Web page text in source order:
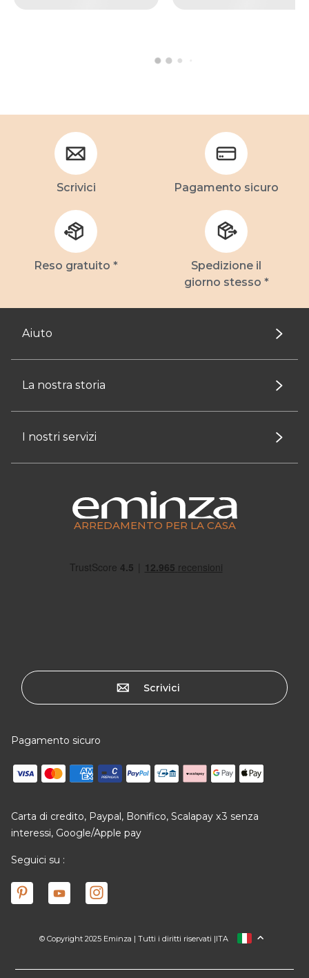
Scrivici Pagamento sicuro
Reso gratuito *
Spedizione il
giorno stesso *
Aiuto
La nostra storia
I nostri servizi
ARREDAMENTO PER LA CASA
Scrivici
Pagamento sicuro
Carta di credito, Paypal, Bonifico, Scalapay x3 senza
interessi, Google/Apple pay
Seguici su :
© Copyright 2025 Eminza | Tutti i diritti riservati |
FRANCIAITA